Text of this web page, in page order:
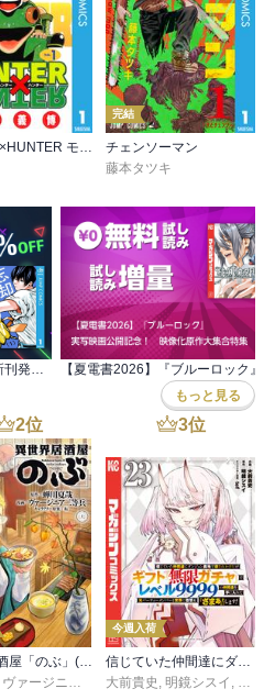
完結
チェンソーマン
藤本タツキ
もっと見る
2位
異世界居酒屋「のぶ」(22)
ヴァージニア二等兵 ,転
3位
今週入荷
信じていた仲間達にダンジョン奥地で殺されかけたがギフト『無限ガチャ』でレベル９９９９の仲間達を手に入れて元パーティーメンバーと世界に復讐＆『ざまぁ！』します！（２３）
大前貴史 , 明鏡シスイ , ｔ